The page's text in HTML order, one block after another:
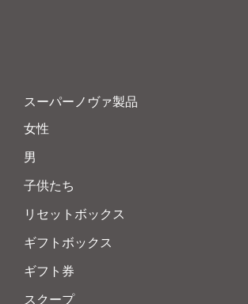
スーパーノヴァ製品
女性
男
子供たち
リセットボックス
ギフトボックス
ギフト券
スクープ